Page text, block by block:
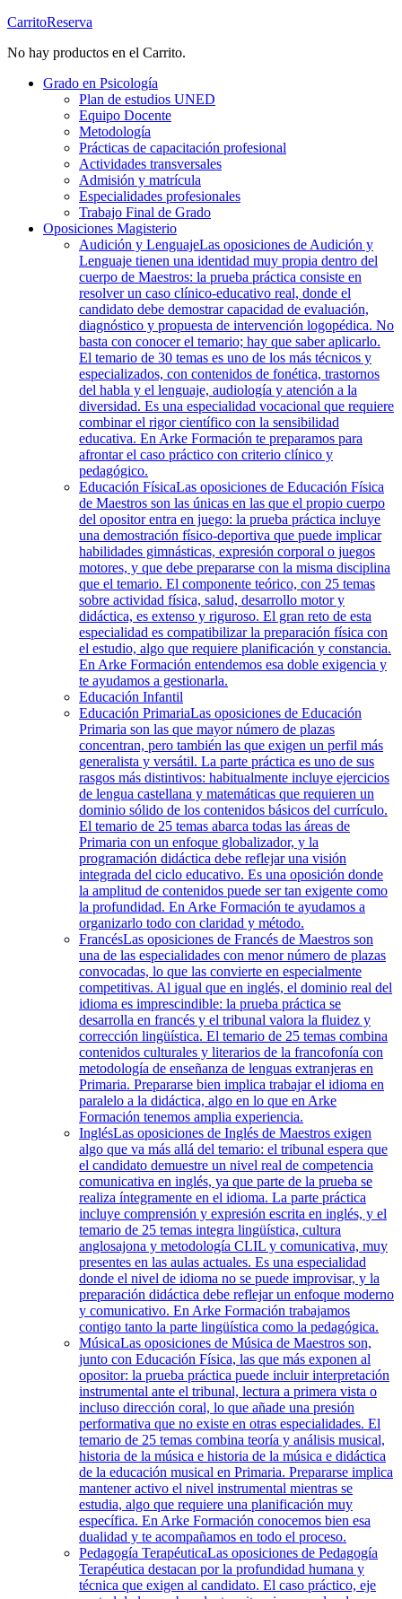
CarritoReserva
No hay productos en el Carrito.
Grado en Psicología
Plan de estudios UNED
Equipo Docente
Metodología
Prácticas de capacitación profesional
Actividades transversales
Admisión y matrícula
Especialidades profesionales
Trabajo Final de Grado
Oposiciones Magisterio
Audición y LenguajeLas oposiciones de Audición y
Lenguaje tienen una identidad muy propia dentro del
cuerpo de Maestros: la prueba práctica consiste en
resolver un caso clínico-educativo real, donde el
candidato debe demostrar capacidad de evaluación,
diagnóstico y propuesta de intervención logopédica. No
basta con conocer el temario; hay que saber aplicarlo.
El temario de 30 temas es uno de los más técnicos y
especializados, con contenidos de fonética, trastornos
del habla y el lenguaje, audiología y atención a la
diversidad. Es una especialidad vocacional que requiere
combinar el rigor científico con la sensibilidad
educativa. En Arke Formación te preparamos para
afrontar el caso práctico con criterio clínico y
pedagógico.
Educación FísicaLas oposiciones de Educación Física
de Maestros son las únicas en las que el propio cuerpo
del opositor entra en juego: la prueba práctica incluye
una demostración físico-deportiva que puede implicar
habilidades gimnásticas, expresión corporal o juegos
motores, y que debe prepararse con la misma disciplina
que el temario. El componente teórico, con 25 temas
sobre actividad física, salud, desarrollo motor y
didáctica, es extenso y riguroso. El gran reto de esta
especialidad es compatibilizar la preparación física con
el estudio, algo que requiere planificación y constancia.
En Arke Formación entendemos esa doble exigencia y
te ayudamos a gestionarla.
Educación Infantil
Educación PrimariaLas oposiciones de Educación
Primaria son las que mayor número de plazas
concentran, pero también las que exigen un perfil más
generalista y versátil. La parte práctica es uno de sus
rasgos más distintivos: habitualmente incluye ejercicios
de lengua castellana y matemáticas que requieren un
dominio sólido de los contenidos básicos del currículo.
El temario de 25 temas abarca todas las áreas de
Primaria con un enfoque globalizador, y la
programación didáctica debe reflejar una visión
integrada del ciclo educativo. Es una oposición donde
la amplitud de contenidos puede ser tan exigente como
la profundidad. En Arke Formación te ayudamos a
organizarlo todo con claridad y método.
FrancésLas oposiciones de Francés de Maestros son
una de las especialidades con menor número de plazas
convocadas, lo que las convierte en especialmente
competitivas. Al igual que en inglés, el dominio real del
idioma es imprescindible: la prueba práctica se
desarrolla en francés y el tribunal valora la fluidez y
corrección lingüística. El temario de 25 temas combina
contenidos culturales y literarios de la francofonía con
metodología de enseñanza de lenguas extranjeras en
Primaria. Prepararse bien implica trabajar el idioma en
paralelo a la didáctica, algo en lo que en Arke
Formación tenemos amplia experiencia.
InglésLas oposiciones de Inglés de Maestros exigen
algo que va más allá del temario: el tribunal espera que
el candidato demuestre un nivel real de competencia
comunicativa en inglés, ya que parte de la prueba se
realiza íntegramente en el idioma. La parte práctica
incluye comprensión y expresión escrita en inglés, y el
temario de 25 temas integra lingüística, cultura
anglosajona y metodología CLIL y comunicativa, muy
presentes en las aulas actuales. Es una especialidad
donde el nivel de idioma no se puede improvisar, y la
preparación didáctica debe reflejar un enfoque moderno
y comunicativo. En Arke Formación trabajamos
contigo tanto la parte lingüística como la pedagógica.
MúsicaLas oposiciones de Música de Maestros son,
junto con Educación Física, las que más exponen al
opositor: la prueba práctica puede incluir interpretación
instrumental ante el tribunal, lectura a primera vista o
incluso dirección coral, lo que añade una presión
performativa que no existe en otras especialidades. El
temario de 25 temas combina teoría y análisis musical,
historia de la música e historia de la música e didáctica
de la educación musical en Primaria. Prepararse implica
mantener activo el nivel instrumental mientras se
estudia, algo que requiere una planificación muy
específica. En Arke Formación conocemos bien esa
dualidad y te acompañamos en todo el proceso.
Pedagogía TerapéuticaLas oposiciones de Pedagogía
Terapéutica destacan por la profundidad humana y
técnica que exigen al candidato. El caso práctico, eje